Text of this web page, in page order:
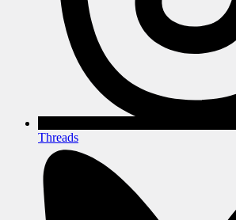
Threads